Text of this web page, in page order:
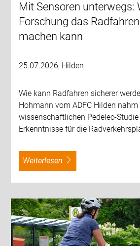
Mit Sensoren unterwegs:
Forschung das
machen kann
25.07.2026, Hilden
Wie kann Radfahren sicherer
Hohmann vom ADFC Hilden nahm
wissenschaftlichen Pedelec-
Erkenntnisse für die
weiterlesen